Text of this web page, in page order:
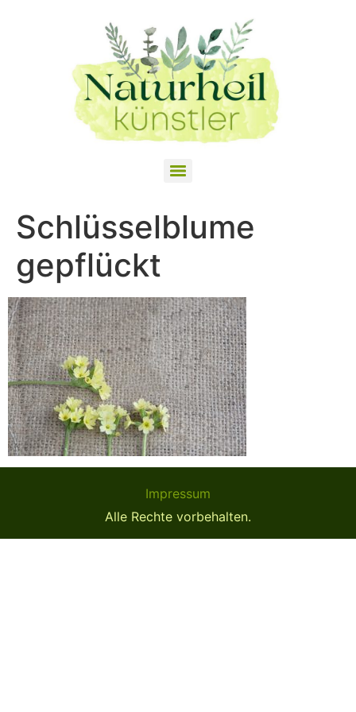
Schlüsselblume
gepflückt
Impressum
Alle Rechte vorbehalten.